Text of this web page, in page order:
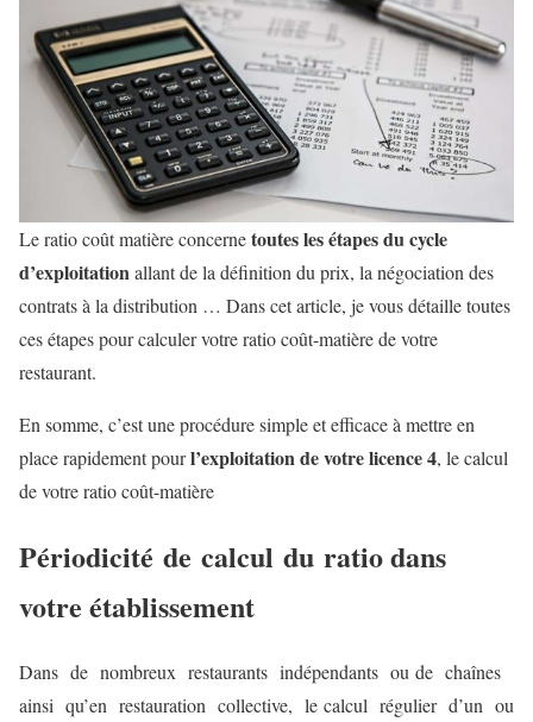
Le ratio coût matière concernetoutes les étapes du cycle
d’exploitationallant de la définition du prix, la négociation des
contrats à la distribution … Dans cet article, je vous détaille toutes
ces étapes pour calculer votre ratio coût-matière de votre
restaurant.
En somme, c’est une procédure simple et efficace à mettre en
place rapidement pourl’exploitation de votre licence 4, le calcul
de votre ratio coût-matière
Périodicité de calcul du ratio dans
votre établissement
Dans de nombreux restaurants indépendants ou de chaînes
ainsi qu’en restauration collective, le calcul régulier d’un ou